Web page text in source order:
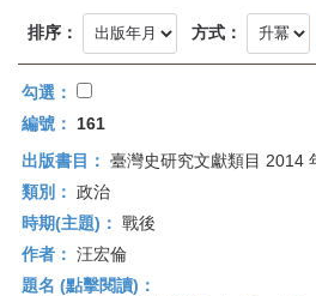
首
頁
排序： 方式：
勾選：
編號：
161
出版書目： 臺灣史研究文獻類目 2014
類別： 政治
時期(主題)： 戰後
作者： 汪宏倫
題名 (點擊閱讀)：